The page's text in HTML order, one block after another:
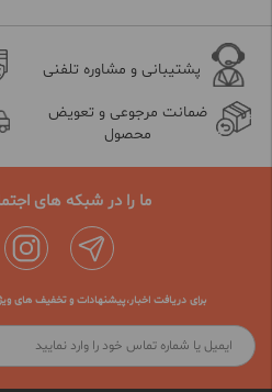
پشتیبانی و مشاوره تلفنی
ضمانت مرجوعی و تعویض
محصول
ما را در شبکه های
برای دریافت اخبار،پیشنهادات و تخفیف های